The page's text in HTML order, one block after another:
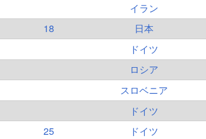
イラン
18 日本
ドイツ
ロシア
スロベニア
ドイツ
25
ドイツ